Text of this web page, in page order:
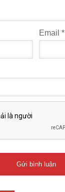
Email*